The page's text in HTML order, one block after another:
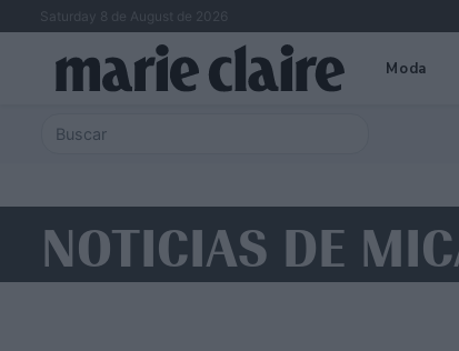
Saturday 8 de August de 2026
Moda
NOTICIAS DE